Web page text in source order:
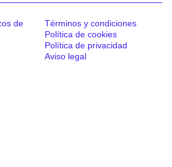
de
Términos y condiciones
Política de cookies
Política de privacidad
Aviso legal